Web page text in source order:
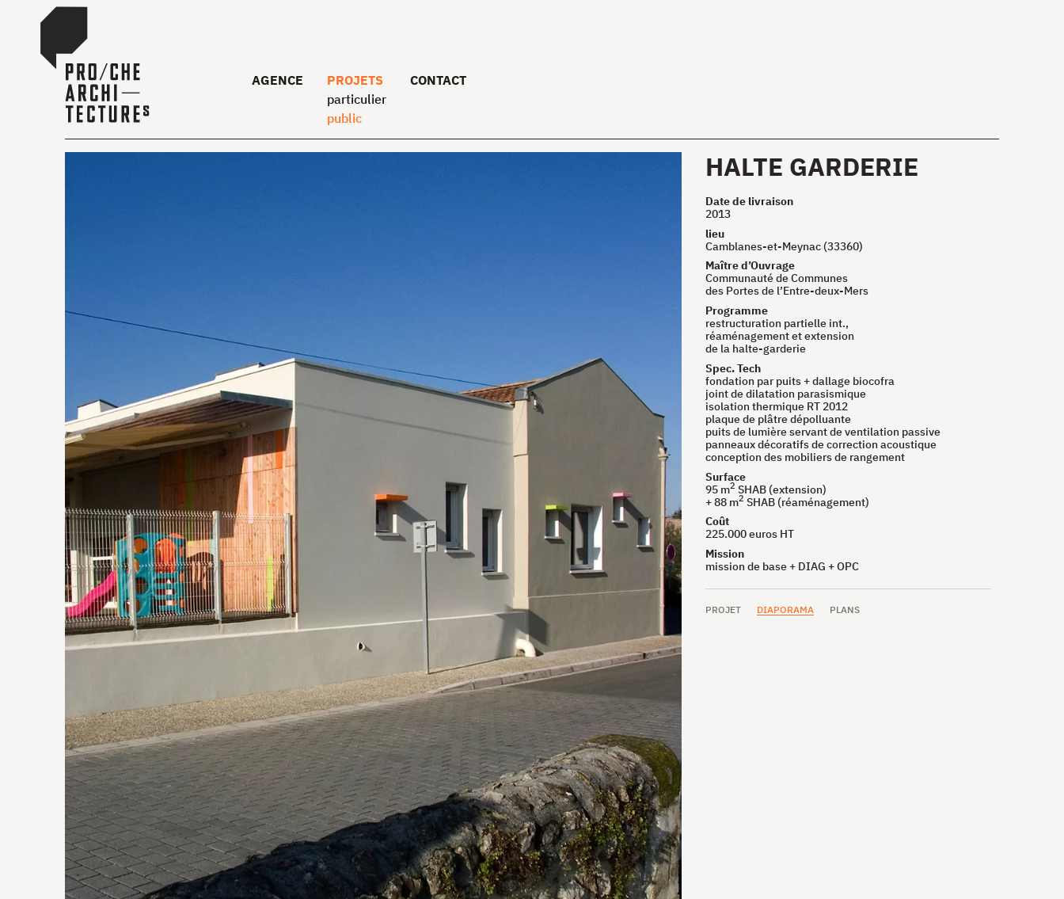
AGENCE
PROJETS
particulier
public
CONTACT
HALTE GARDERIE
Date de livraison
2013
lieu
Camblanes-et-Meynac (33360)
Maître d’Ouvrage
Communauté de Communes
des Portes de l’Entre-deux-Mers
Programme
restructuration partielle int.,
réaménagement et extension
de la halte-garderie
Spec. Tech
fondation par puits + dallage biocofra
joint de dilatation parasismique
isolation thermique RT2012
plaque de plâtre dépolluante
puits de lumière servant de ventilation passive
panneaux décoratifs de correction acoustique
conception des mobiliers de rangement
Surface
95 m2 SHAB(extension)
+ 88 m2 SHAB(réaménagement)
Coût
225.000 euros HT
Mission
mission de base + DIAG +OPC
PROJET DIAPORAMA PLANS